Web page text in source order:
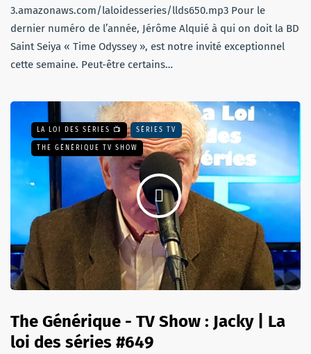
3.amazonaws.com/laloidesseries/llds650.mp3 Pour le
dernier numéro de l’année, Jérôme Alquié à qui on doit la BD
Saint Seiya « Time Odyssey », est notre invité exceptionnel
cette semaine. Peut-être certains…
LA LOI DES SÉRIES 📺 SÉRIES TV
THE GÉNÉRIQUE TV SHOW
The Générique - TV Show : Jacky | La
loi des séries #649